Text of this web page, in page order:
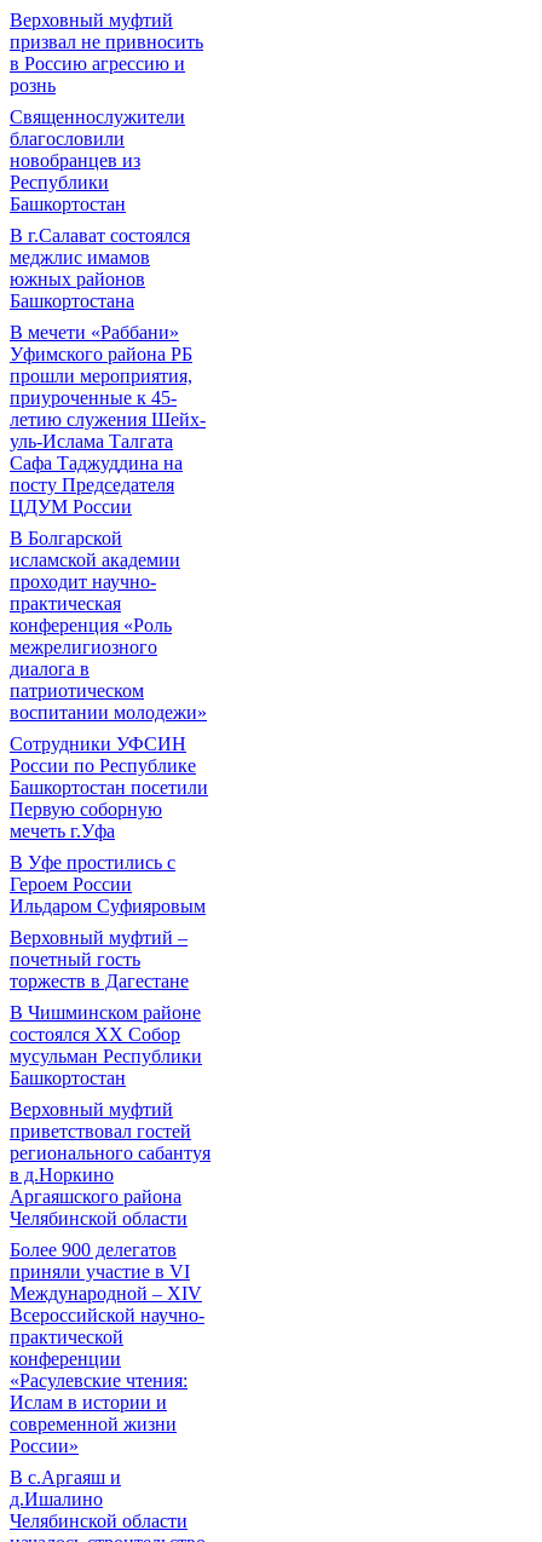
Верховный муфтий
призвал не привносить
в Россию агрессию и
рознь
Священнослужители
благословили
новобранцев из
Республики
Башкортостан
В г.Салават состоялся
меджлис имамов
южных районов
Башкортостана
В мечети «Раббани»
Уфимского района РБ
прошли мероприятия,
приуроченные к 45-
летию служения Шейх-
уль-Ислама Талгата
Сафа Таджуддина на
посту Председателя
ЦДУМ России
В Болгарской
исламской академии
проходит научно-
практическая
конференция «Роль
межрелигиозного
диалога в
патриотическом
воспитании молодежи»
Сотрудники УФСИН
России по Республике
Башкортостан посетили
Первую соборную
мечеть г.Уфа
В Уфе простились с
Героем России
Ильдаром Суфияровым
Верховный муфтий –
почетный гость
торжеств в Дагестане
В Чишминском районе
состоялся XX Собор
мусульман Республики
Башкортостан
Верховный муфтий
приветствовал гостей
регионального сабантуя
в д.Норкино
Аргаяшского района
Челябинской области
Более 900 делегатов
приняли участие в VI
Международной – ХIV
Всероссийской научно-
практической
конференции
«Расулевские чтения:
Ислам в истории и
современной жизни
России»
В с.Аргаяш и
д.Ишалино
Челябинской области